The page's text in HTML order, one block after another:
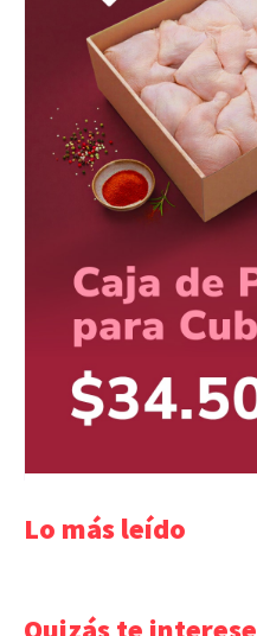
Lo más leído